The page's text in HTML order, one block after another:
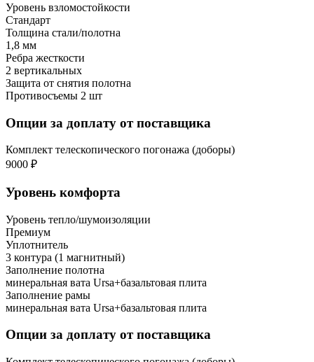
Уровень взломостойкости
Стандарт
Толщина стали/полотна
1,8 мм
Ребра жесткости
2 вертикальных
Защита от снятия полотна
Противосъемы 2 шт
Опции за доплату от поставщика
Комплект телескопического погонажа (доборы)
9000 ₽
Уровень комфорта
Уровень тепло/шумоизоляции
Премиум
Уплотнитель
3 контура (1 магнитный)
Заполнение полотна
минеральная вата Ursa+базальтовая плита
Заполнение рамы
минеральная вата Ursa+базальтовая плита
Опции за доплату от поставщика